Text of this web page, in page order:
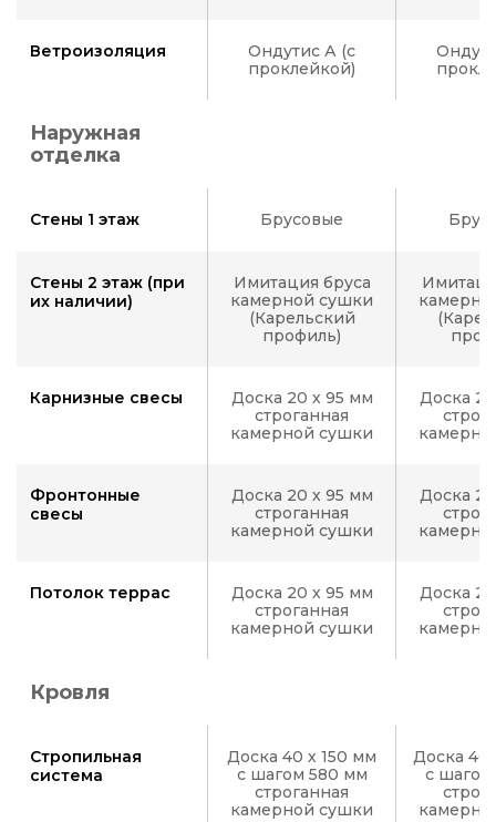
Ветроизоляция
Ондутис А (с
проклейкой)
Наружная
отделка
Стены 1 этаж Брусовые
Стены 2 этаж (при
их наличии)
Имитация бруса
камерной сушки
(Карельский
профиль)
Карнизные свесы
Доска 20 х 95 мм
строганная
камерной сушки
Доска
Фронтонные
свесы
Доска 20 х 95 мм
строганная
камерной сушки
Доска
Потолок террас
Доска 20 х 95 мм
строганная
камерной сушки
Доска
Кровля
Стропильная
система
Доска 40 х 150 мм
с шагом 580 мм
строганная
камерной сушки
Доска 40
с